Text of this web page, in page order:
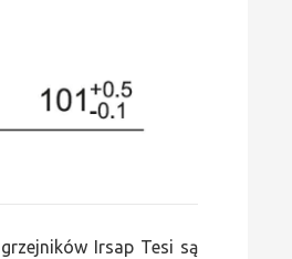
Irsap Tesi są